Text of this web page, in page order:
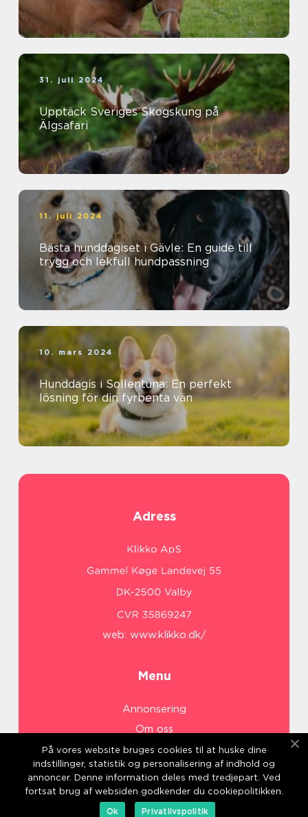
31. juli 2024
Upptäck Sveriges Skogskung på
Älgsafari
11. juli 2024
Bästa hunddagiset i Gävle: En guide till
trygg och lekfull hundpassning
10. mars 2024
Hunddagis i Sollentuna: En perfekt
lösning för din fyrbenta vän
Adress
web: www.klikko.dk/
Menu
Annonsering
Om oss
Cookies
Kontakta oss
Sitemap
På vores website bruges cookies til at huske dine
indstillinger, statistik og personalisering af indhold og
annoncer. Denne information deles med tredjepart. Ved
fortsat brug af websiden godkender du cookiepolitikken.
Ok
Privatlivspolitik